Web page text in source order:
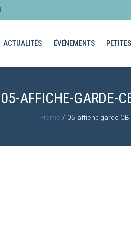
ACTUALITÉS ÉVÉNEMENTS
05-AFFICHE-GARDE-
Home 05-affiche-garde-